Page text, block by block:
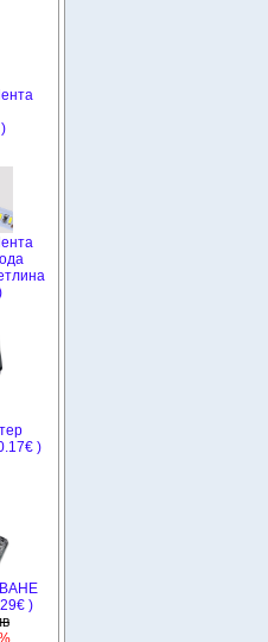
)
)